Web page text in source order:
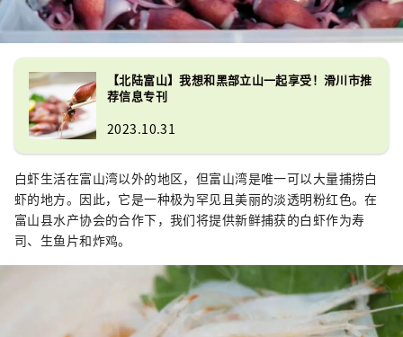
【北陆富山】我想和黑部立山一起享受！滑川市推
荐信息专刊
2023.10.31
白虾生活在富山湾以外的地区，但富山湾是唯一可以大量捕捞白
虾的地方。因此，它是一种极为罕见且美丽的淡透明粉红色。在
富山县水产协会的合作下，我们将提供新鲜捕获的白虾作为寿
司、生鱼片和炸鸡。